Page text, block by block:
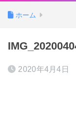
ホーム
2020年4月4日